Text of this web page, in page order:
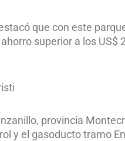
que con este
superior a los US$
provincia
y el gasoducto tramo